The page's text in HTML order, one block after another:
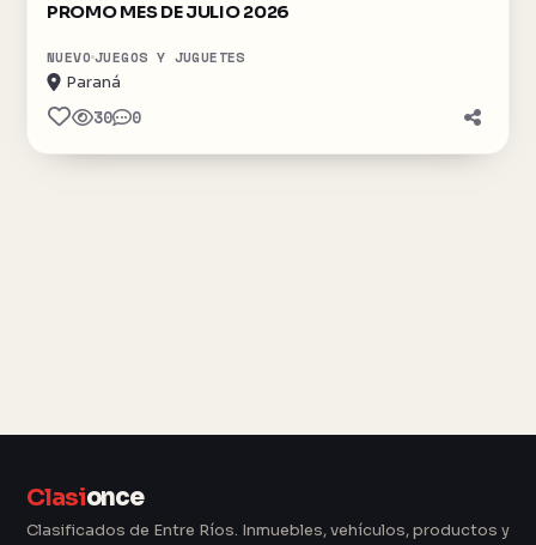
PROMO MES DE JULIO 2026
NUEVO JUEGOS Y JUGUETES
Paraná
30 0
Clasionce
Clasificados de Entre Ríos. Inmuebles, vehículos, productos y